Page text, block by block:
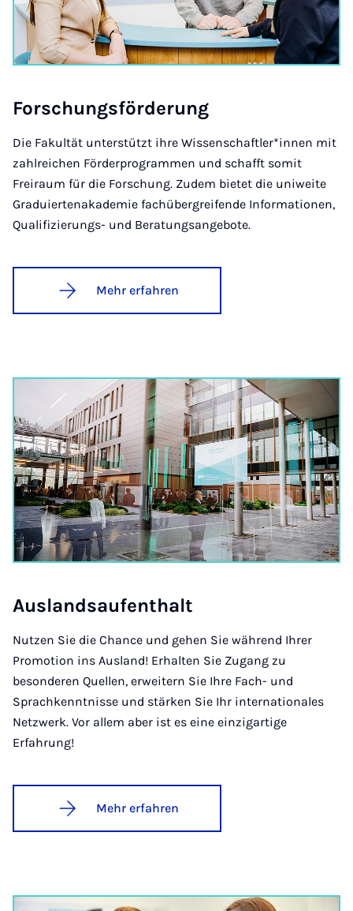
For­schungs­för­de­rung
Die Fakultät unterstützt ihre Wissenschaftler*innen mit
zahlreichen Förderprogrammen und schafft somit
Freiraum für die Forschung. Zudem bietet die uniweite
Graduiertenakademie fachübergreifende Informationen,
Qualifizierungs- und Beratungsangebote.
Mehr erfahren
Aus­lands­auf­ent­halt
Nutzen Sie die Chance und gehen Sie während Ihrer
Promotion ins Ausland! Erhalten Sie Zugang zu
besonderen Quellen, erweitern Sie Ihre Fach- und
Sprachkenntnisse und stärken Sie Ihr internationales
Netzwerk. Vor allem aber ist es eine einzigartige
Erfahrung!
Mehr erfahren